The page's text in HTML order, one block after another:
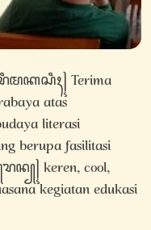
Terima
atas
literasi
berupa fasilitasi
keren, cool,
kegiatan edukasi